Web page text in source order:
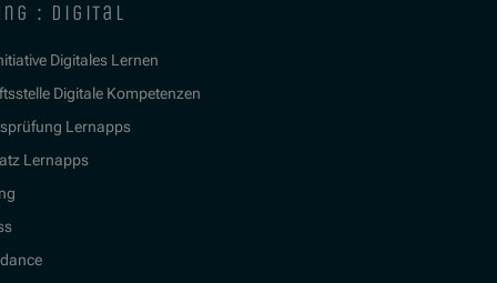
: digital
Digitales Lernen
Digitale Kompetenzen
Lernapps
Lernapps